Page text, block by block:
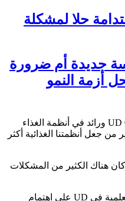
حلا لمشكلة
جديدة أم ضرورة
أزمة النمو
وقال إيان كيلي، عضو UD Class of 2024 ورائد في أنظمة الغذاء
من جعل أنظمتنا الغذائية أكثر
هناك الكثير من المشكلات
استحوذت برامج البحث والدرجات العلمية في UD على اهتمام